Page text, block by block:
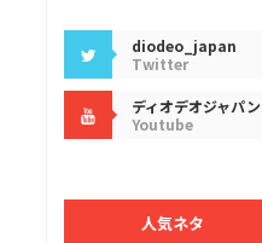
diodeo_japan
Twitter
ディオデオジャパン
Youtube
人気ネタ